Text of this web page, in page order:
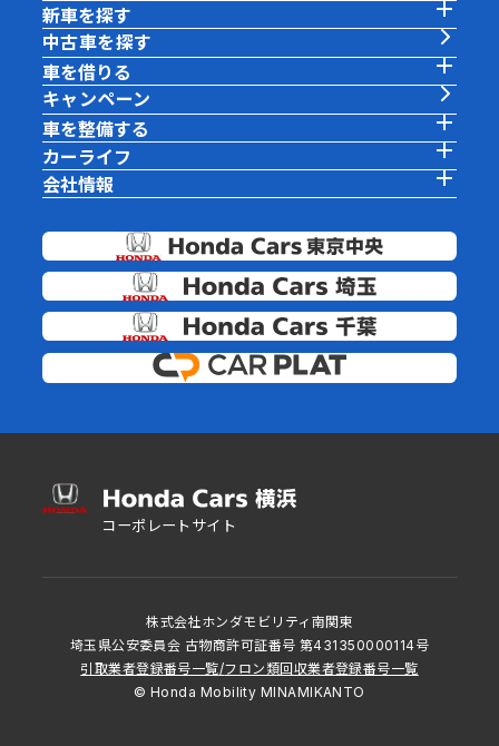
新車を探す
中古車を探す
車を借りる
キャンペーン
車を整備する
カーライフ
会社情報
コーポレートサイト
株式会社ホンダモビリティ南関東
埼玉県公安委員会 古物商許可証番号 第431350000114号
引取業者登録番号一覧/フロン類回収業者登録番号一覧
© Honda Mobility MINAMIKANTO